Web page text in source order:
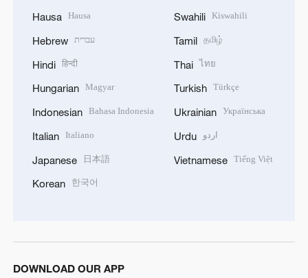
Hausa Hausa
Hebrew עברית
Hindi हिन्दी
Hungarian Magyar
Indonesian Bahasa Indonesia
Italian Italiano
Japanese 日本語
Korean 한국어
Swahili Kiswahili
Tamil தமிழ்
Thai ไทย
Turkish Türkçe
Ukrainian Українська
Urdu اردو
Vietnamese Tiếng Việt
DOWNLOAD OUR APP